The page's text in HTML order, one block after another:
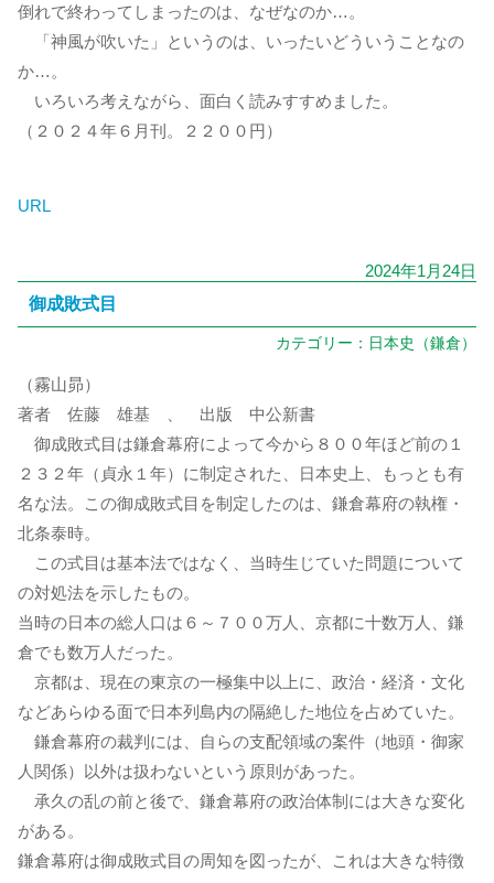
倒れで終わってしまったのは、なぜなのか…。
「神風が吹いた」というのは、いったいどういうことなの
か…。
いろいろ考えながら、面白く読みすすめました。
（２０２４年６月刊。２２００円）
URL
2024年1月24日
御成敗式目
カテゴリー： 日本史（鎌倉）
（霧山昴）
著者 佐藤 雄基 、 出版 中公新書
御成敗式目は鎌倉幕府によって今から８００年ほど前の１
２３２年（貞永１年）に制定された、日本史上、もっとも有
名な法。この御成敗式目を制定したのは、鎌倉幕府の執権・
北条泰時。
この式目は基本法ではなく、当時生じていた問題について
の対処法を示したもの。
当時の日本の総人口は６～７００万人、京都に十数万人、鎌
倉でも数万人だった。
京都は、現在の東京の一極集中以上に、政治・経済・文化
などあらゆる面で日本列島内の隔絶した地位を占めていた。
鎌倉幕府の裁判には、自らの支配領域の案件（地頭・御家
人関係）以外は扱わないという原則があった。
承久の乱の前と後で、鎌倉幕府の政治体制には大きな変化
がある。
鎌倉幕府は御成敗式目の周知を図ったが、これは大きな特徴